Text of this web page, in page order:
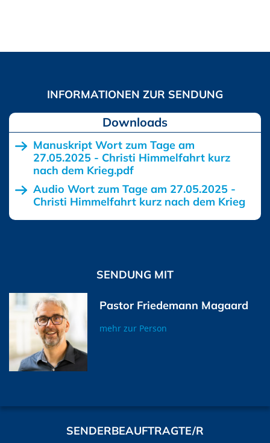
Downloads
Manuskript Wort zum Tage am
27.05.2025 - Christi Himmelfahrt kurz
nach dem Krieg.pdf
Audio Wort zum Tage am 27.05.2025 -
Christi Himmelfahrt kurz nach dem Krieg
SENDUNG MIT
Pastor Friedemann Magaard
mehr zur Person
SENDERBEAUFTRAGTE/R